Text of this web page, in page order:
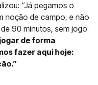
“Já pegamos o
noção de campo, e não
90 minutos, sem jogo
de forma
fazer aqui hoje: